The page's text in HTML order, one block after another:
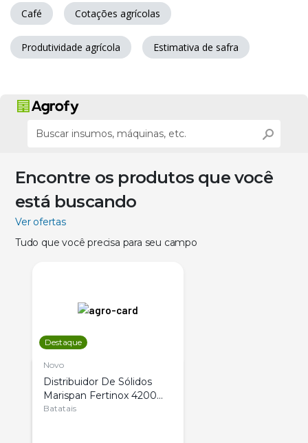
Café Cotações agrícolas
Produtividade agrícola Estimativa de safra
Encontre os produtos que você
está buscando
Ver ofertas
Tudo que você precisa para seu campo
Destaque
Novo
Distribuidor De Sólidos
Marispan Fertinox 4200
Citrus
Batatais